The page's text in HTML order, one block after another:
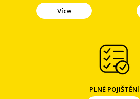
Více
PLNÉ POJIŠTĚNÍ